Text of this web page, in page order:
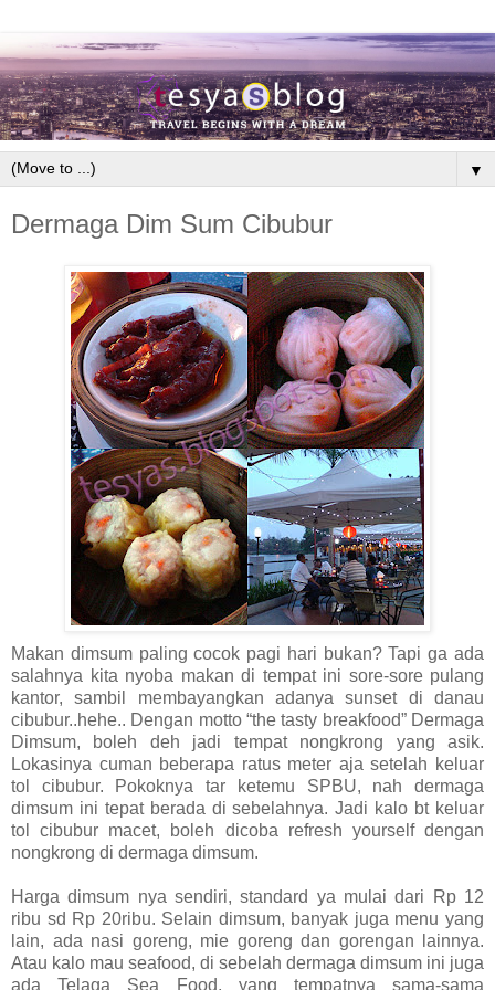
▼
Dermaga Dim Sum Cibubur
Makan dimsum paling cocok pagi hari bukan? Tapi ga ada
salahnya kita nyoba makan di tempat ini sore-sore pulang
kantor, sambil membayangkan adanya sunset di danau
cibubur..hehe.. Dengan motto “the tasty breakfood” Dermaga
Dimsum, boleh deh jadi tempat nongkrong yang asik.
Lokasinya cuman beberapa ratus meter aja setelah keluar
tol cibubur. Pokoknya tar ketemu SPBU, nah dermaga
dimsum ini tepat berada di sebelahnya. Jadi kalo bt keluar
tol cibubur macet, boleh dicoba refresh yourself dengan
nongkrong di dermaga dimsum.
Harga dimsum nya sendiri, standard ya mulai dari Rp 12
ribu sd Rp 20ribu. Selain dimsum, banyak juga menu yang
lain, ada nasi goreng, mie goreng dan gorengan lainnya.
Atau kalo mau seafood, di sebelah dermaga dimsum ini juga
ada Telaga Sea Food, yang tempatnya sama-sama